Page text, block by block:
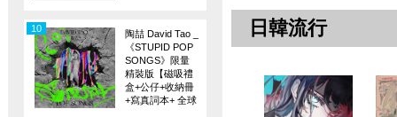
陶喆 David Tao _
《STUPID POP
SONGS》限量
精裝版【磁吸禮
盒+公仔+收納冊
+寫真詞本+ 全球
10 日韓流行